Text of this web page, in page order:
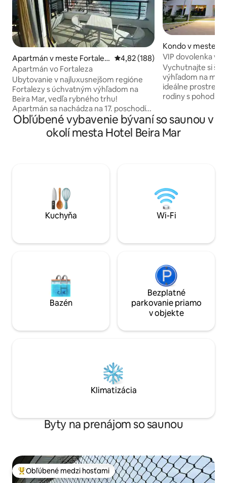
Apartmán v meste Fortalez
a
Priemerné ohodnotenie 4,82 z
4,82 (188)
Apartmán vo Fortaleza
Ubytovanie v najluxusnejšom regióne
Fortalezy s úchvatným výhľadom na
Beira Mar, vedľa rybného trhu!
Apartmán sa nachádza na 17. poschodí
(najvyššie poschodie) budovy Iate Plaza
a má k dispozícii chladničku, mikrovlnnú
rúru a sporák, manželskú posteľ, káblovú
priestoroch sa nachádza skvelý bazén,
ako aj bar a reštaurácia, kde si môžete
dať raňajky a jedlo, a navyše veľmi
studené pivo.
Kondo v meste
VIP dovolenka v
manželské izby
Vychutnajte si
výhľadom na more! Moderné,
ideálne
rodiny s
hustotou 300 vlákien •
spálňach a
Zatemňovacie tienidlá •
Obľúbené vybavenie bývaní so saunou v
okolí mesta Hotel Beira Mar
Kuchyňa Wi-Fi
Bazén
Bezplatné
parkovanie priamo
v objekte
Klimatizácia
Byty na prenájom so saunou
Najobľúbenejšie medzi hosťami
Obľúbené medzi hosťami